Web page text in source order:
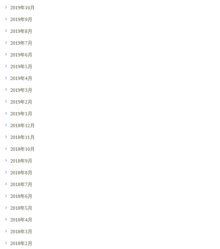
2019年10月
2019年9月
2019年8月
2019年7月
2019年6月
2019年5月
2019年4月
2019年3月
2019年2月
2019年1月
2018年12月
2018年11月
2018年10月
2018年9月
2018年8月
2018年7月
2018年6月
2018年5月
2018年4月
2018年3月
2018年2月